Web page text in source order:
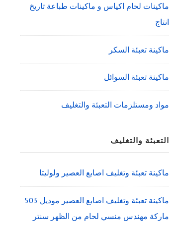
ماكينات لحام اكياس و ماكينات طباعة تاريخ
انتاج
ماكينة تعبئة السكر
ماكينة تعبئة السوائل
مواد ومستلزمات التعبئة والتغليف
التعبئة والتغليف
ماكينة تعبئة وتغليف اصابع العصير ولوليتا
ماكينة تعبئة وتغليف اصابع العصير موديل 503
ماركة مهندس منسي لحام من الظهر سنتر